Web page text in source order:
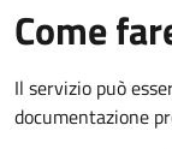
Come
Il servizio può
documentazione